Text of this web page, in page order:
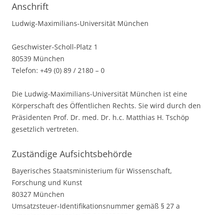
Anschrift
Ludwig-Maximilians-Universität München
Geschwister-Scholl-Platz 1
80539 München
Telefon: +49 (0) 89 / 2180 – 0
Die Ludwig-Maximilians-Universität München ist eine
Körperschaft des Öffentlichen Rechts. Sie wird durch den
Präsidenten Prof. Dr. med. Dr. h.c. Matthias H. Tschöp
gesetzlich vertreten.
Zuständige Aufsichtsbehörde
Bayerisches Staatsministerium für Wissenschaft,
Forschung und Kunst
80327 München
Umsatzsteuer-Identifikationsnummer gemäß § 27 a